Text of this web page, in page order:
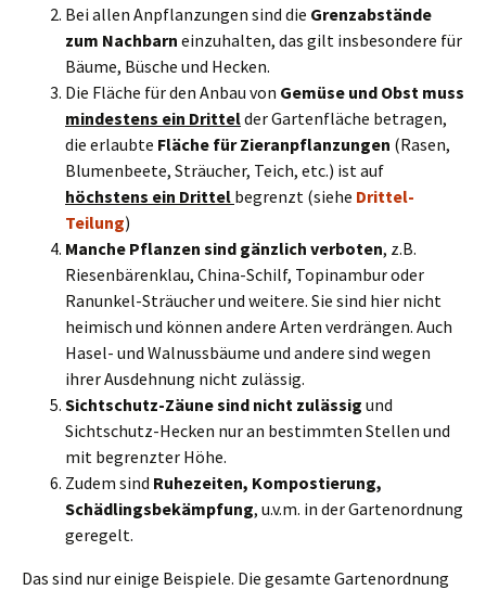
Bei allen Anpflanzungen sind die Grenzabstände
zum Nachbarn einzuhalten, das gilt insbesondere für
Bäume, Büsche und Hecken.
Die Fläche für den Anbau von Gemüse und Obst muss
mindestens ein Drittelder Gartenfläche betragen,
die erlaubte Fläche fürZieranpflanzungen (Rasen,
Blumenbeete, Sträucher, Teich, etc.) ist auf
höchstens ein Drittel begrenzt (siehe Drittel-
Teilung)
Manche Pflanzen sind gänzlich verboten, z.B.
Riesenbärenklau, China-Schilf, Topinambur oder
Ranunkel-Sträucher und weitere. Sie sind hier nicht
heimisch und können andere Arten verdrängen. Auch
Hasel- und Walnussbäume und andere sind wegen
ihrer Ausdehnung nicht zulässig.
Sichtschutz-Zäune sind nicht zulässig und
Sichtschutz-Hecken nur an bestimmten Stellen und
mit begrenzter Höhe.
Zudem sind Ruhezeiten, Kompostierung,
Schädlingsbekämpfung, u.v.m. in der Gartenordnung
geregelt.
Das sind nur einige Beispiele. Die gesamte Gartenordnung